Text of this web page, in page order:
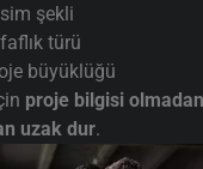
şekli
türü
büyüklüğü
proje bilgisi
uzak dur.